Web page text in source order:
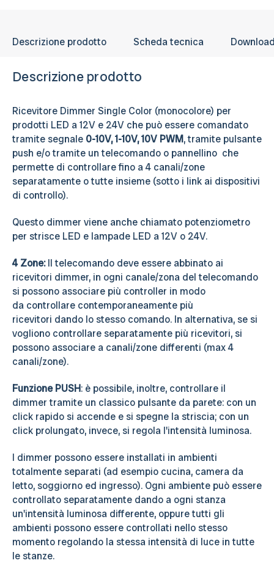
Descrizione prodotto Scheda tecnica
Descrizione prodotto
Ricevitore Dimmer Single Color (monocolore) per
prodotti LED a 12V e 24V che può essere comandato
tramite segnale 0-10V, 1-10V, 10V PWM, tramite pulsante
push e/o tramite un telecomando o pannellino che
permette di controllare fino a 4 canali/zone
separatamente o tutte insieme (sotto i link ai dispositivi
di controllo).
Questo dimmer viene anche chiamato potenziometro
per strisce LED e lampade LED a 12V o 24V.
4 Zone:Il telecomando deve essere abbinato ai
ricevitori dimmer, in ogni canale/zona del telecomando
si possono associare più controller in modo
da controllare contemporaneamente più
ricevitori dando lo stesso comando. In alternativa, se si
vogliono controllare separatamente più ricevitori, si
possono associare a canali/zone differenti (max 4
canali/zone).
Funzione PUSH: è possibile, inoltre, controllare il
dimmer tramite un classico pulsante da parete: con un
click rapido si accende e si spegne la striscia; con un
click prolungato, invece, si regola l'intensità luminosa.
I dimmer possono essere installati in ambienti
totalmente separati (ad esempio cucina, camera da
letto, soggiorno ed ingresso). Ogni ambiente può essere
controllato separatamente dando a ogni stanza
un'intensità luminosa differente, oppure tutti gli
ambienti possono essere controllati nello stesso
momento regolando la stessa intensità di luce in tutte
le stanze.